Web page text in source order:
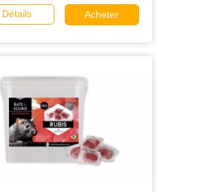
Détails Acheter